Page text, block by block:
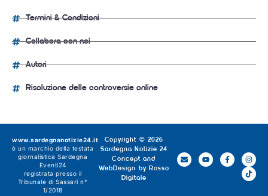
Termini & Condizioni
Collabora con noi
Autori
Risoluzione delle controversie online
Copyright © 2026
Sardegna Notizie 24
Concept and
WebDesign by Rosso
Digitale
www.sardegnanotizie24.it
è un marchio della testata
giornalistica Sardegna
Eventi24
registrata presso il
Tribunale di Sassari n°
1/2018